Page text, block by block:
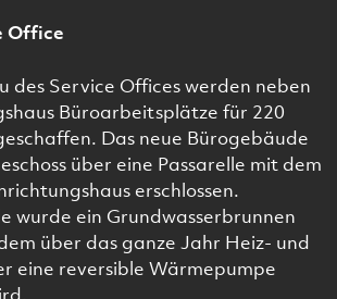
Office
des Service Offices werden neben
Büroarbeitsplätze für 220
Das neue Bürogebäude
über eine Passarelle mit dem
erschlossen.
wurde ein Grundwasserbrunnen
über das ganze Jahr Heiz- und
eine reversible Wärmepumpe